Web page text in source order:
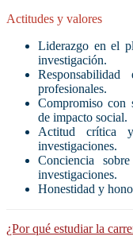
Actitudes y valores
Liderazgo en el
investigación.
profesionales.
Compromiso con
de impacto social.
Actitud crítica
investigaciones.
Conciencia
investigaciones.
Honestidad y
¿Por qué estudiar la